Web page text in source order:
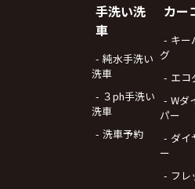
手洗い洗
車
純水手洗い
洗車
３ph手洗い
洗車
洗車予約
カー
キー
グ
エコ
Wダ
パー
ダイ
ー
フレ